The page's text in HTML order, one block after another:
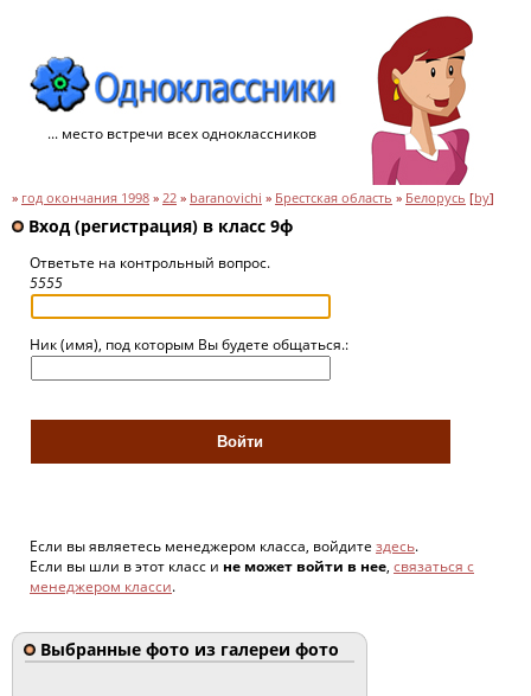
... место встречи всех одноклассников
» год окончания 1998 » 22 » baranovichi » Брестская область » Белорусь [by]
Вход (регистрация) в класс 9ф
Ответьте на контрольный вопрос.
5555
Ник (имя), под которым Вы будете общаться.:
Если вы являетесь менеджером класса, войдите здесь.
Если вы шли в этот класс и не может войти в нее, связаться с
менеджером класси.
Выбранные фото из галереи фото